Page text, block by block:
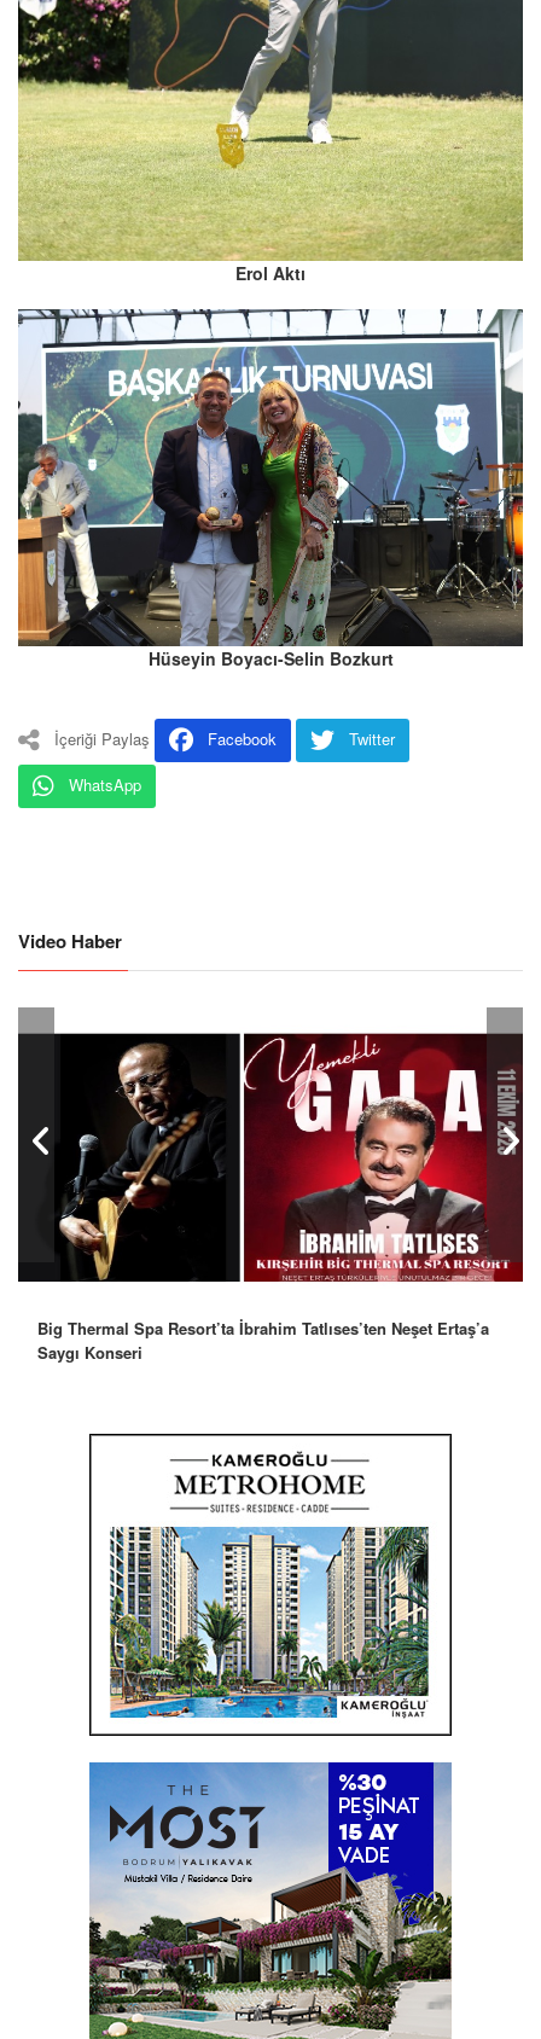
Erol Aktı
Hüseyin Boyacı-Selin Bozkurt
İçeriği Paylaş Facebook
Twitter
WhatsApp
Video Haber
Robbie Williams’tan İstanbul’a Mesaj: “Unutulmaz Bir Gece
Olacak”